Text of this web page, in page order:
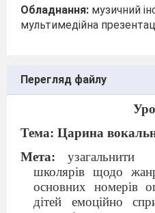
Обладнання: музичний
мультимедійна
Перегляд файлу
Тема: Царина
Мета: узагальнити
школярів щодо
основних номерів
дітей емоційно